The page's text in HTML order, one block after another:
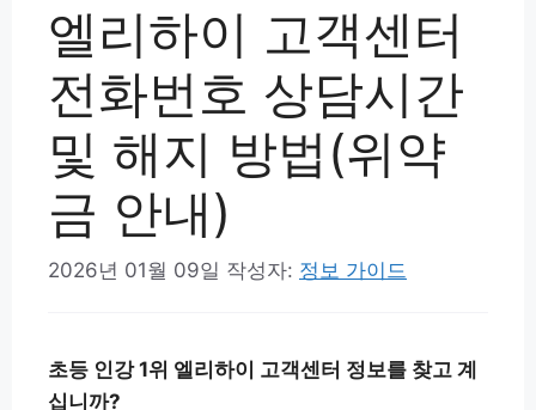
엘리하이 고객센터
전화번호 상담시간
및 해지 방법(위약
금 안내)
2026년 01월 09일 작성자: 정보 가이드
초등 인강 1위 엘리하이 고객센터 정보를 찾고 계
십니까?